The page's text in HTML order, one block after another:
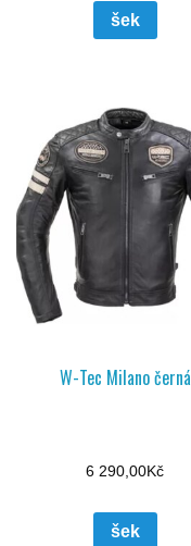
šek
W-Tec Milano černá
6 290,00Kč
šek